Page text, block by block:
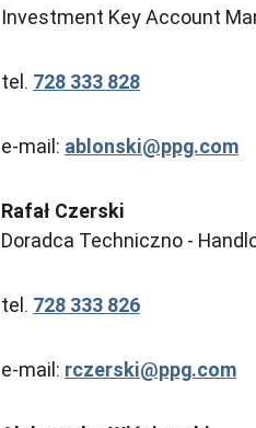
Investment Key Account
tel. 728 333 828
e-mail: ablonski@ppg.com
Rafał Czerski
Doradca Techniczno -
tel. 728 333 826
e-mail: rczerski@ppg.com